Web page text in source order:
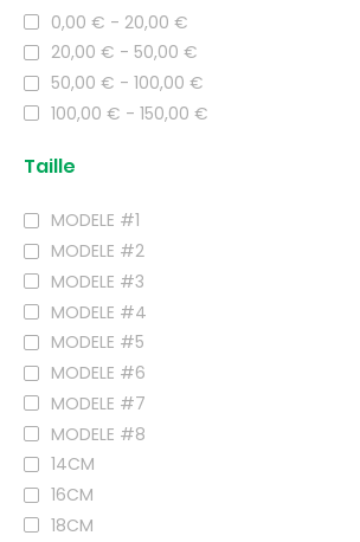
0,00 € - 20,00 €
20,00 € - 50,00 €
50,00 € - 100,00 €
100,00 € - 150,00 €
Taille
MODELE #1
MODELE #2
MODELE #3
MODELE #4
MODELE #5
MODELE #6
MODELE #7
MODELE #8
14CM
16CM
18CM